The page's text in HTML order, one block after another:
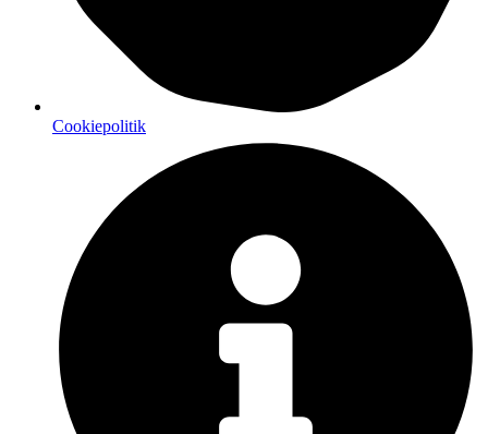
Cookiepolitik